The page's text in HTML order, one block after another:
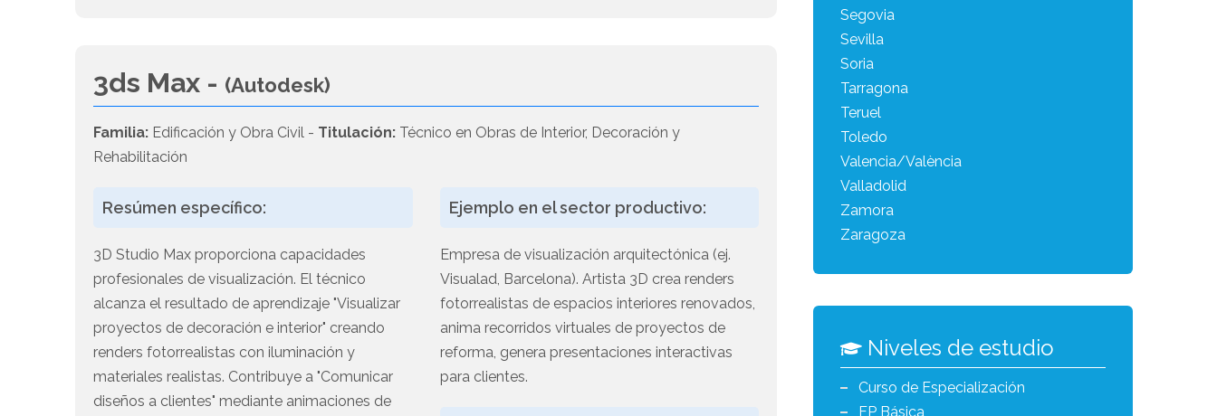
3ds Max - (Autodesk)
Familia: Edificación y Obra Civil - Titulación: Técnico en Obras de Interior, Decoración y
Rehabilitación
Resúmen específico:
3D Studio Max proporciona capacidades
profesionales de visualización. El técnico
alcanza el resultado de aprendizaje "Visualizar
proyectos de decoración e interior" creando
renders fotorrealistas con iluminación y
materiales realistas. Contribuye a "Comunicar
diseños a clientes" mediante animaciones de
Ejemplo en el sector productivo:
Empresa de visualización arquitectónica (ej.
Visualad, Barcelona). Artista 3D crea renders
fotorrealistas de espacios interiores renovados,
anima recorridos virtuales de proyectos de
reforma, genera presentaciones interactivas
para clientes.
Segovia
Sevilla
Soria
Tarragona
Teruel
Toledo
Valencia/València
Valladolid
Zamora
Zaragoza
Niveles de estudio
Curso de Especialización
FP Básica